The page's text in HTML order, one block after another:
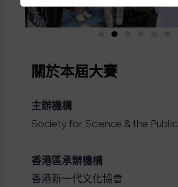
關於本屆大賽
主辦機構
Society for Science & the Public
香港區承辦機構
香港新一代文化協會